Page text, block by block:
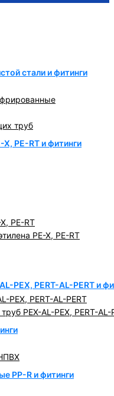
стали и фитинги
труб
PE-RT и фитинги
PE-RT
PE-X, PE-RT
PEX, PERT-AL-PERT и
PEX, PERT-AL-PERT
PEX-AL-PEX, PERT-AL-
PP-R и фитинги